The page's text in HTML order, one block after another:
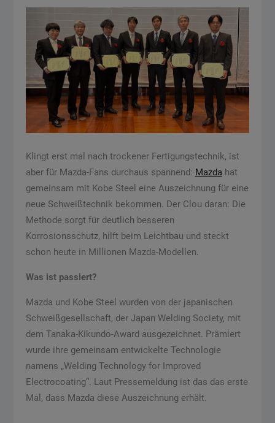
Klingt erst mal nach trockener Fertigungstechnik, ist
aber für Mazda-Fans durchaus spannend: Mazdahat
gemeinsam mit Kobe Steel eine Auszeichnung für eine
neue Schweißtechnik bekommen. Der Clou daran: Die
Methode sorgt für deutlich besseren
Korrosionsschutz, hilft beim Leichtbau und steckt
schon heute in Millionen Mazda-Modellen.
Was ist passiert?
Mazda und Kobe Steel wurden von der japanischen
Schweißgesellschaft, der Japan Welding Society, mit
dem Tanaka-Kikundo-Award ausgezeichnet. Prämiert
wurde ihre gemeinsam entwickelte Technologie
namens „Welding Technology for Improved
Electrocoating“. Laut Pressemeldung ist das das erste
Mal, dass Mazda diese Auszeichnung erhält.